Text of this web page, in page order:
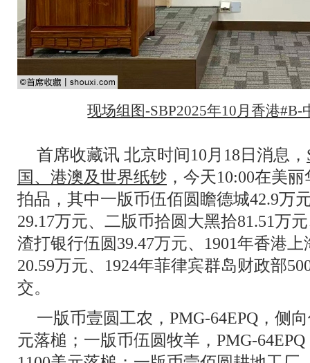
现场组图-SBP2025年10月香港
首席收藏讯 北京时间10月18日消息，
国、港澳及世界纸钞 ，今天10:00在美
拍品，其中一版币伍佰圆瞻德城42.9万
29.17万元、二版币拾圆大黑拾81.51万
渣打银行伍圆39.47万元、1901年香港
20.59万元、1924年菲律宾群岛财政部
交。
一版币壹圆工农，PMG-64EPQ，侧
元落槌；一版币伍圆牧羊，PMG-